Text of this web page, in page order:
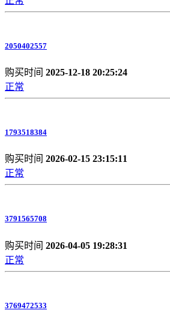
2050402557
购买时间 2025-12-18 20:25:24
正常
1793518384
购买时间 2026-02-15 23:15:11
正常
3791565708
购买时间 2026-04-05 19:28:31
正常
3769472533